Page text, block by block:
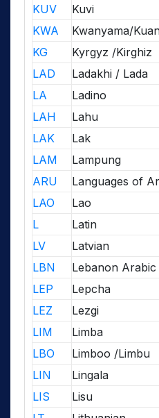
KUV
Kuvi
KWA
Kwanyama/
KG
Kyrgyz /Kirghiz
LAD
Ladakhi / Lada
LA
Ladino
LAH
Lahu
LAK
Lak
LAM
Lampung
ARU
Languages of
LAO
Lao
L
Latin
LV
Latvian
LBN
Lebanon
LEP
Lepcha
LEZ
Lezgi
LIM
Limba
LBO
Limboo /Limbu
LIN
Lingala
LIS
Lisu